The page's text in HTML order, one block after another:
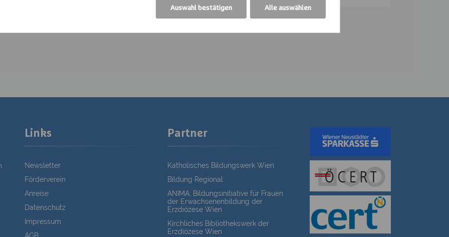
Links
Newsletter
Förderverein
Anreise
Datenschutz
Impressum
Partner
Katholisches Bildungswerk Wien
Bildung Regional
ANIMA, Bildungsinitiative für Frauen
der Erwachsenenbildung der
Erzdiözese Wien
Kirchliches Bibliothekswerk der
Erzdiözese Wien
Auswahl bestätigen Alle auswählen